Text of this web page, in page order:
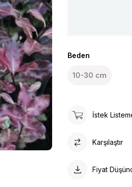
Beden
10-30 cm
İstek
Karşılaştır
Fiyat